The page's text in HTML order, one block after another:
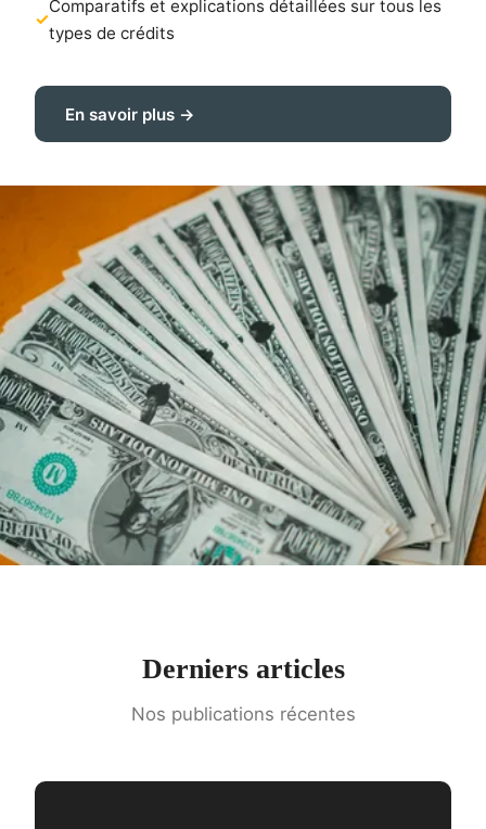
Comparatifs et explications détaillées sur tous les
types de crédits
En savoir plus →
Derniers articles
Nos publications récentes